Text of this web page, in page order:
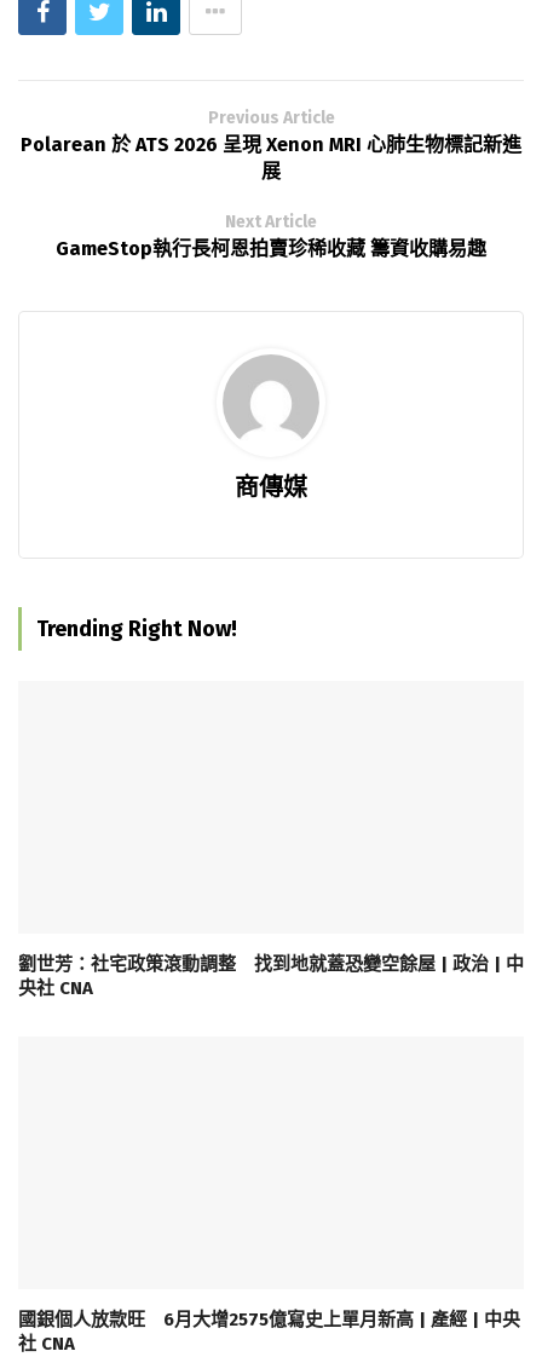
Previous Article
Polarean 於 ATS 2026 呈現 Xenon MRI 心肺生物標記新進
展
Next Article
GameStop執行長柯恩拍賣珍稀收藏 籌資收購易趣
商傳媒
Trending Right Now!
劉世芳：社宅政策滾動調整 找到地就蓋恐變空餘屋 | 政治 | 中
央社 CNA
國銀個人放款旺 6月大增2575億寫史上單月新高 | 產經 | 中央
社 CNA